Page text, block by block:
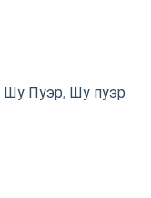
Шу Пуэр, Шу пуэр